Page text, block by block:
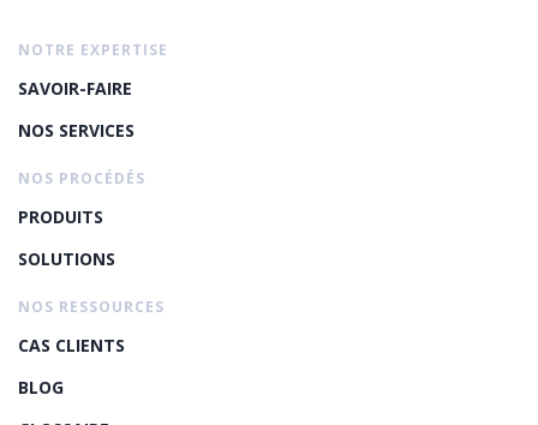
NOTRE EXPERTISE
SAVOIR-FAIRE
NOS SERVICES
NOS PROCÉDÉS
PRODUITS
SOLUTIONS
NOS RESSOURCES
CAS CLIENTS
BLOG